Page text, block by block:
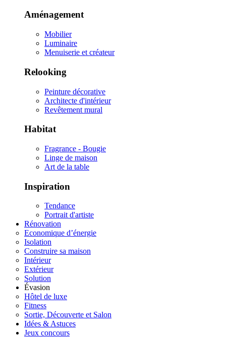
Aménagement
Mobilier
Luminaire
Menuiserie et créateur
Relooking
Peinture décorative
Architecte d'intérieur
Revêtement mural
Habitat
Fragrance - Bougie
Linge de maison
Art de la table
Inspiration
Tendance
Portrait d'artiste
Rénovation
Economique d’énergie
Isolation
Construire sa maison
Intérieur
Extérieur
Solution
Évasion
Hôtel de luxe
Fitness
Sortie, Découverte et Salon
Idées & Astuces
Jeux concours